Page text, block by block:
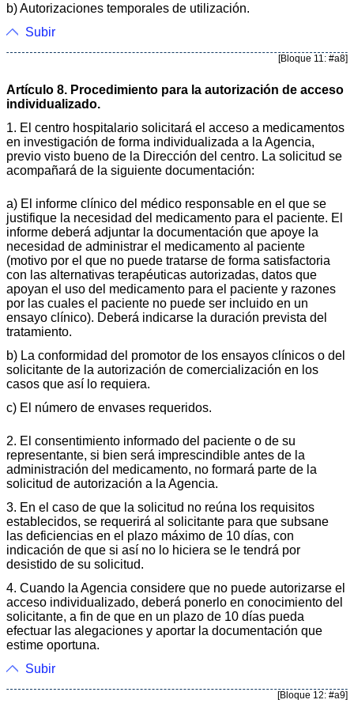
b) Autorizaciones temporales de utilización.
Subir
[Bloque 11: #a8]
Artículo 8. Procedimiento para la autorización de acceso
individualizado.
1. El centro hospitalario solicitará el acceso a medicamentos
en investigación de forma individualizada a la Agencia,
previo visto bueno de la Dirección del centro. La solicitud se
acompañará de la siguiente documentación:
a) El informe clínico del médico responsable en el que se
justifique la necesidad del medicamento para el paciente. El
informe deberá adjuntar la documentación que apoye la
necesidad de administrar el medicamento al paciente
(motivo por el que no puede tratarse de forma satisfactoria
con las alternativas terapéuticas autorizadas, datos que
apoyan el uso del medicamento para el paciente y razones
por las cuales el paciente no puede ser incluido en un
ensayo clínico). Deberá indicarse la duración prevista del
tratamiento.
b) La conformidad del promotor de los ensayos clínicos o del
solicitante de la autorización de comercialización en los
casos que así lo requiera.
c) El número de envases requeridos.
2. El consentimiento informado del paciente o de su
representante, si bien será imprescindible antes de la
administración del medicamento, no formará parte de la
solicitud de autorización a la Agencia.
3. En el caso de que la solicitud no reúna los requisitos
establecidos, se requerirá al solicitante para que subsane
las deficiencias en el plazo máximo de 10 días, con
indicación de que si así no lo hiciera se le tendrá por
desistido de su solicitud.
4. Cuando la Agencia considere que no puede autorizarse el
acceso individualizado, deberá ponerlo en conocimiento del
solicitante, a fin de que en un plazo de 10 días pueda
efectuar las alegaciones y aportar la documentación que
estime oportuna.
Subir
[Bloque 12: #a9]